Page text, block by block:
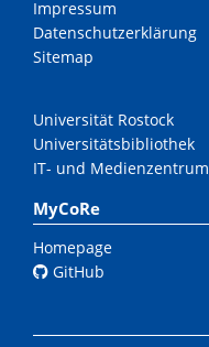
Impressum
Datenschutzerklärung
Sitemap
Universität Rostock
Universitätsbibliothek
IT- und Medienzentrum
MyCoRe
Homepage
GitHub